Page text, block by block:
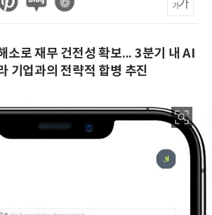
소로 재무 건전성 확보... 3분기 내 AI
기업과의 전략적 합병 추진